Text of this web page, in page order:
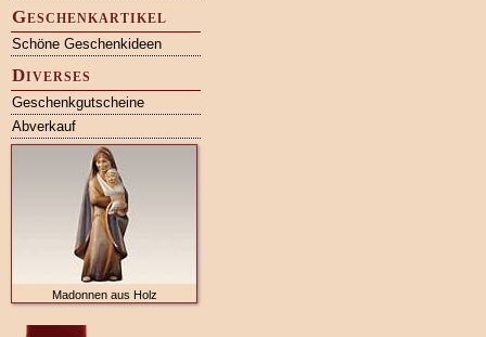
Geschenkartikel
Schöne Geschenkideen
Diverses
Geschenkgutscheine
Abverkauf
Madonnen aus Holz